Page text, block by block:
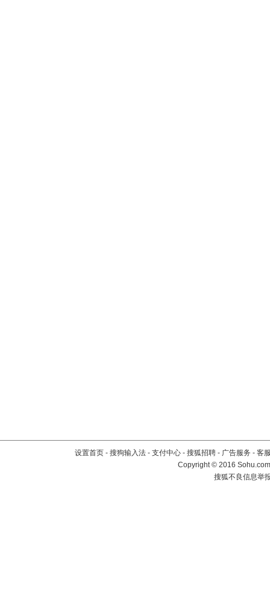
设置首页 - 搜狗输入法 - 支付中心 - 搜狐招聘 - 广告服务 - 客
Copyright©2016
搜狐不良信息举